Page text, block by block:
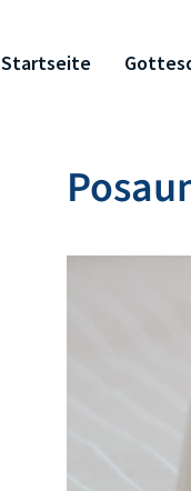
Startseite